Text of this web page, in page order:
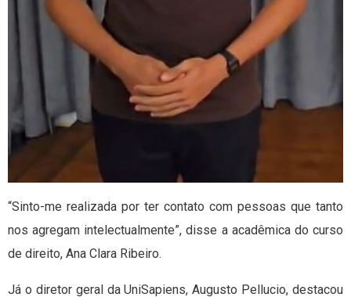
“Sinto-me realizada por ter contato com pessoas que tanto
nos agregam intelectualmente”, disse a acadêmica do curso
de direito, Ana Clara Ribeiro.
Já o diretor geral da UniSapiens, Augusto Pellucio, destacou